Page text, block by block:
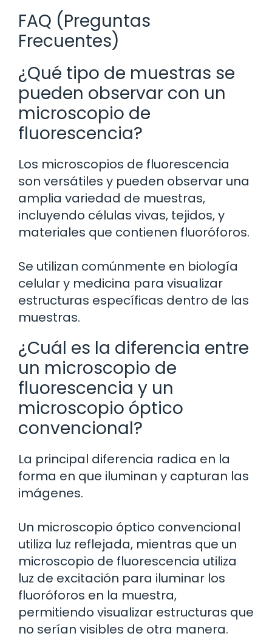
FAQ (Preguntas
Frecuentes)
¿Qué tipo de muestras se
pueden observar con un
microscopio de
fluorescencia?
Los microscopios de fluorescencia
son versátiles y pueden observar una
amplia variedad de muestras,
incluyendo células vivas, tejidos, y
materiales que contienen fluoróforos.
Se utilizan comúnmente en biología
celular y medicina para visualizar
estructuras específicas dentro de las
muestras.
¿Cuál es la diferencia entre
un microscopio de
fluorescencia y un
microscopio óptico
convencional?
La principal diferencia radica en la
forma en que iluminan y capturan las
imágenes.
Un microscopio óptico convencional
utiliza luz reflejada, mientras que un
microscopio de fluorescencia utiliza
luz de excitación para iluminar los
fluoróforos en la muestra,
permitiendo visualizar estructuras que
no serían visibles de otra manera.